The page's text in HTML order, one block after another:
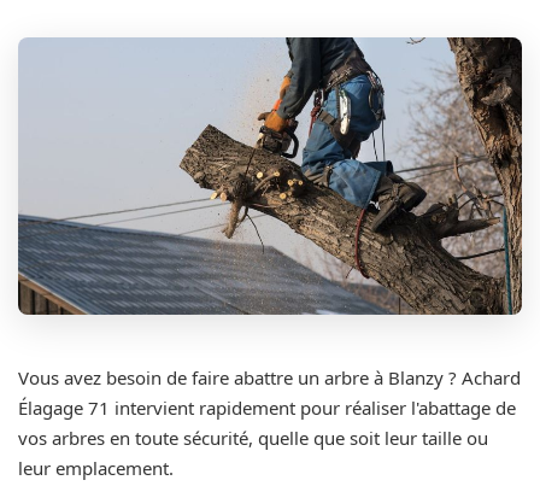
Vous avez besoin de faire abattre un arbre à Blanzy ? Achard
Élagage 71 intervient rapidement pour réaliser l'abattage de
vos arbres en toute sécurité, quelle que soit leur taille ou
leur emplacement.